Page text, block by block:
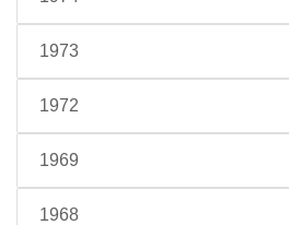
1973
1972
1969
1968